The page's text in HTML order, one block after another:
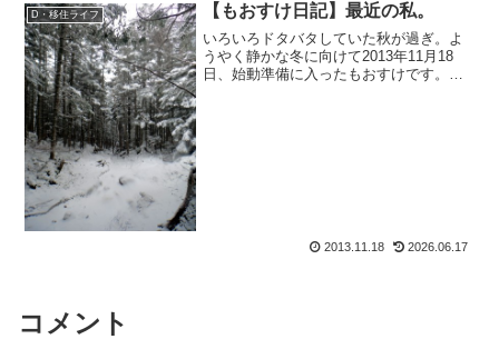
知・避難小屋レベルの家...
D・移住ライフ 【もおすけ日記】最近の私。
いろいろドタバタしていた秋が過ぎ。よ
うやく静かな冬に向けて2013年11月18
日、始動準備に入ったもおすけです。皆
2013.11.18 2026.06.17
コメント